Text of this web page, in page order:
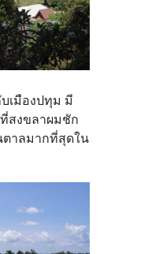
เมืองปทุม มี
สงขลาผมชัก
าลมากที่สุดใน